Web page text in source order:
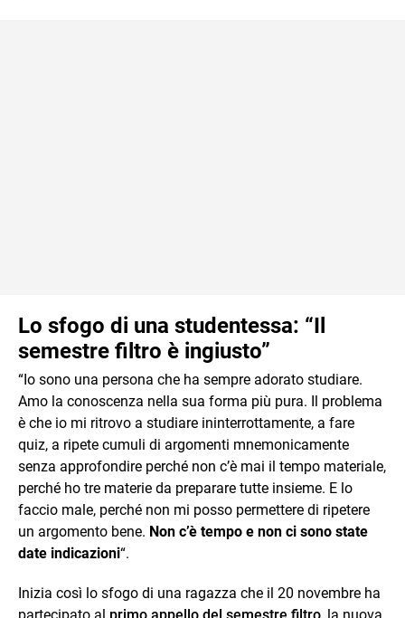
Lo sfogo di una studentessa: “Il
semestre filtro è ingiusto”
“Io sono una persona che ha sempre adorato studiare.
Amo la conoscenza nella sua forma più pura. Il problema
è che io mi ritrovo a studiare ininterrottamente, a fare
quiz, a ripete cumuli di argomenti mnemonicamente
senza approfondire perché non c’è mai il tempo materiale,
perché ho tre materie da preparare tutte insieme. E lo
faccio male, perché non mi posso permettere di ripetere
un argomento bene. Non c’è tempo e non ci sono state
date indicazioni“.
Inizia così lo sfogo di una ragazza che il 20 novembre ha